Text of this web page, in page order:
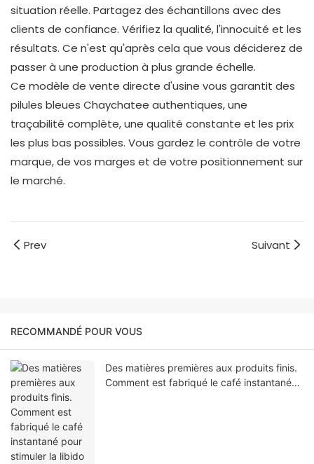
situation réelle. Partagez des échantillons avec des
clients de confiance. Vérifiez la qualité, l'innocuité et les
résultats. Ce n'est qu'après cela que vous déciderez de
passer à une production à plus grande échelle.
Ce modèle de vente directe d'usine vous garantit des
pilules bleues Chaychatee authentiques, une
traçabilité complète, une qualité constante et les prix
les plus bas possibles. Vous gardez le contrôle de votre
marque, de vos marges et de votre positionnement sur
le marché.
Prev Suivant
RECOMMANDÉ POUR VOUS
Des matières premières aux produits finis.
Comment est fabriqué le café instantané